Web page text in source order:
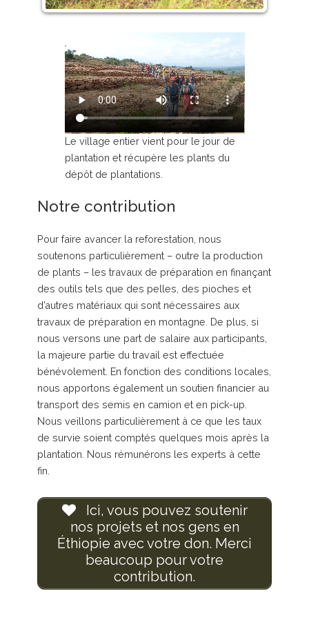
Le village entier vient pour le jour de
plantation et récupère les plants du
dépôt de plantations.
Notre contribution
Pour faire avancer la reforestation, nous
soutenons particulièrement – outre la production
de plants – les travaux de préparation en finançant
des outils tels que des pelles, des pioches et
d’autres matériaux qui sont nécessaires aux
travaux de préparation en montagne. De plus, si
nous versons une part de salaire aux participants,
la majeure partie du travail est effectuée
bénévolement. En fonction des conditions locales,
nous apportons également un soutien financier au
transport des semis en camion et en pick-up.
Nous veillons particulièrement à ce que les taux
de survie soient comptés quelques mois après la
plantation. Nous rémunérons les experts à cette
fin.
Ici, vous pouvez soutenir
nos projets et nos gens en
Éthiopie avec votre don. Merci
beaucoup pour votre
contribution.